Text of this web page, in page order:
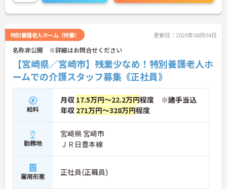
ので、ご気軽にお問い合わせください。
特別養護老人ホーム（特養） 更新日：2026年08月04日
名称非公開 ※詳細はお問合せください
【宮崎県／宮崎市】残業少なめ！特別養護老人ホ
ームでの介護スタッフ募集《正社員》
給料
月収 17.5万円～22.2万円程度 ※諸手当込
年収 271万円～328万円程度
勤務地
宮崎県 宮崎市
ＪＲ日豊本線
雇用形態 正社員(正職員)